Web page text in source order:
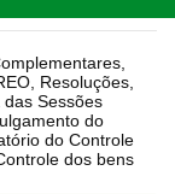
Sessões
do